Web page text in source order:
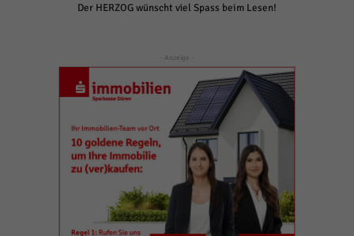
Der HERZOG wünscht viel Spass beim Lesen!
- Anzeige -